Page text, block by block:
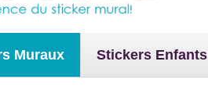
Muraux Stickers Enfants